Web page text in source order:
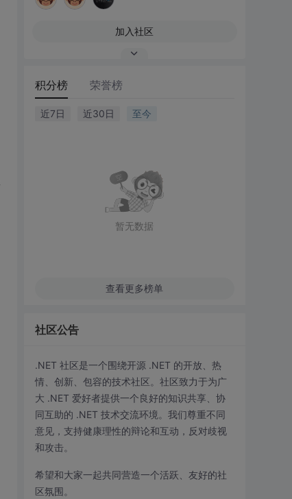
加入社区
积分榜 荣誉榜
近7日 近30日 至今
暂无数据
查看更多榜单
社区公告
.NET 社区是一个围绕开源 .NET 的开放、热
情、创新、包容的技术社区。社区致力于为广
大 .NET 爱好者提供一个良好的知识共享、协
同互助的 .NET 技术交流环境。我们尊重不同
意见，支持健康理性的辩论和互动，反对歧视
和攻击。
希望和大家一起共同营造一个活跃、友好的社
区氛围。